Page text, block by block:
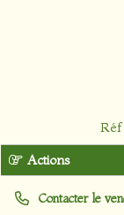
Réf
Actions
Contacter le